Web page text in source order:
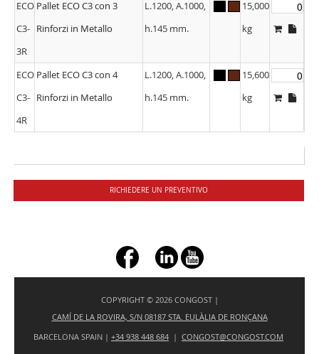
ECO
C3-
3R
Pallet ECO C3 con 3
Rinforzi in Metallo
L.1200, A.1000,
h.145 mm.
15,000
kg
ECO
C3-
4R
Pallet ECO C3 con 4
Rinforzi in Metallo
L.1200, A.1000,
h.145 mm.
15,600
kg
RICHIEDERE UN PREVENTIVO
+ç
COPYRIGHT © 2026 CONGOST |
CAMÍ DE LA ROVIRA, S/N 08187 STA. EULÀLIA DE RONÇANA
BARCELONA SPAIN | +34 938 448 684 | CONGOST@CONGOST.COM